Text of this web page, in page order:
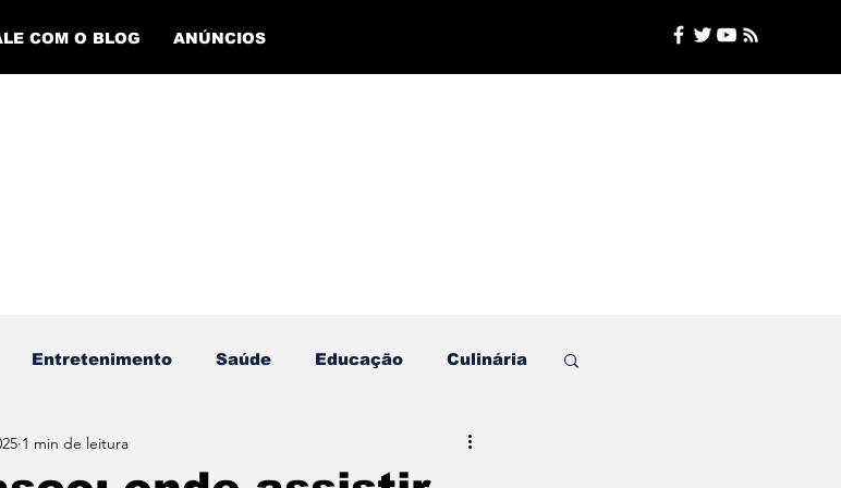
COM O BLOG ANÚNCIOS
Entretenimento Saúde Educação Culinária
Economia Plantão de Polícia
1 min de leitura